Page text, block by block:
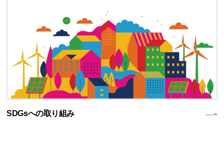
SDGsへの取り組み